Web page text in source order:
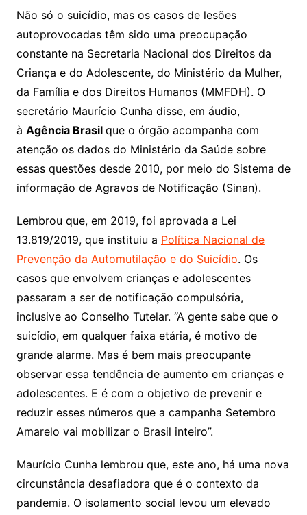
Não só o suicídio, mas os casos de lesões
autoprovocadas têm sido uma preocupação
constante na Secretaria Nacional dos Direitos da
Criança e do Adolescente, do Ministério da Mulher,
da Família e dos Direitos Humanos (MMFDH). O
secretário Maurício Cunha disse, em áudio,
à Agência Brasil que o órgão acompanha com
atenção os dados do Ministério da Saúde sobre
essas questões desde 2010, por meio do Sistema de
informação de Agravos de Notificação (Sinan).
Lembrou que, em 2019, foi aprovada a Lei
13.819/2019, que instituiu a Política Nacional de
Prevenção da Automutilação e do Suicídio. Os
casos que envolvem crianças e adolescentes
passaram a ser de notificação compulsória,
inclusive ao Conselho Tutelar. “A gente sabe que o
suicídio, em qualquer faixa etária, é motivo de
grande alarme. Mas é bem mais preocupante
observar essa tendência de aumento em crianças e
adolescentes. E é com o objetivo de prevenir e
reduzir esses números que a campanha Setembro
Amarelo vai mobilizar o Brasil inteiro”.
Maurício Cunha lembrou que, este ano, há uma nova
circunstância desafiadora que é o contexto da
pandemia. O isolamento social levou um elevado